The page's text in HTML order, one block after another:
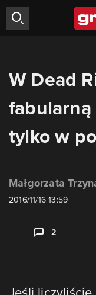
W Dead
tylko w
Małgorzata
2016/11/16 13:59
2